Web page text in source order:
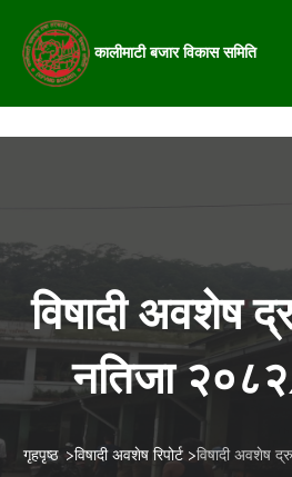
कालीमाटी बजार विकास समिति
विषादी अवशेष
नतिजा
गृहपृष्ठ >विषादी अवशेष रिपोर्ट>विषादी अवशेष